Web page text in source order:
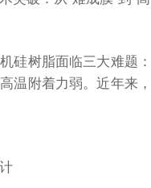
树脂面临三大难题：
温附着力弱。近年来